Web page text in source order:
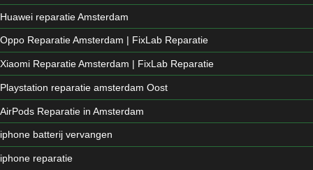
Huawei reparatie Amsterdam
Oppo Reparatie Amsterdam | FixLab Reparatie
Xiaomi Reparatie Amsterdam | FixLab Reparatie
Playstation reparatie amsterdam Oost
AirPods Reparatie in Amsterdam
iphone batterij vervangen
iphone reparatie